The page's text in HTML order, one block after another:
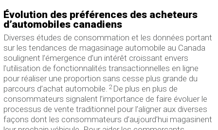
Évolution des préférences des acheteurs
d’automobiles canadiens
Diverses études de consommation et les données portant
sur les tendances de magasinage automobile au Canada
soulignent l’émergence d’un intérêt croissant envers
l’utilisation de fonctionnalités transactionnelles en ligne
pour réaliser une proportion sans cesse plus grande du
parcours d’achat automobile. 2De plus en plus de
consommateurs signalent l’importance de faire évoluer le
processus de vente traditionnel pour l’aligner aux diverses
façons dont les consommateurs d’aujourd’hui magasinent